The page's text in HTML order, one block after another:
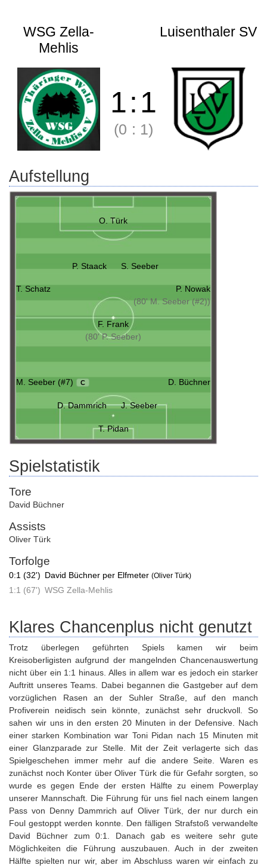
WSG Zella-
Mehlis
Luisenthaler SV
1:1
(0 : 1)
Aufstellung
O. Türk
P. Staack S. Seeber
T. Schatz
P. Nowak
(80' M. Seeber (#2))
F. Frank
(80' P. Seeber)
M. Seeber (#7) C D. Büchner
D. Dammrich J. Seeber
T. Pidan
Spielstatistik
Tore
David Büchner
Assists
Oliver Türk
Torfolge
0:1 (32') David Büchner per Elfmeter (Oliver Türk)
1:1 (67') WSG Zella-Mehlis
Klares Chancenplus nicht genutzt
Trotz überlegen geführten Spiels kamen wir beim
Kreisoberligisten aufgrund der mangelnden Chancenauswertung
nicht über ein 1:1 hinaus. Alles in allem war es jedoch ein starker
Auftritt unseres Teams. Dabei begannen die Gastgeber auf dem
vorzüglichen Rasen an der Suhler Straße, auf den manch
Profiverein neidisch sein könnte, zunächst sehr druckvoll. So
sahen wir uns in den ersten 20 Minuten in der Defensive. Nach
einer starken Kombination war Toni Pidan nach 15 Minuten mit
einer Glanzparade zur Stelle. Mit der Zeit verlagerte sich das
Spielgeschehen immer mehr auf die andere Seite. Waren es
zunächst noch Konter über Oliver Türk die für Gefahr sorgten, so
wurde es gegen Ende der ersten Hälfte zu einem Powerplay
unserer Mannschaft. Die Führung für uns fiel nach einem langen
Pass von Denny Dammrich auf Oliver Türk, der nur durch ein
Foul gestoppt werden konnte. Den fälligen Strafstoß verwandelte
David Büchner zum 0:1. Danach gab es weitere sehr gute
Möglichkeiten die Führung auszubauen. Auch in der zweiten
Hälfte spielten nur wir, aber im Abschluss waren wir einfach zu